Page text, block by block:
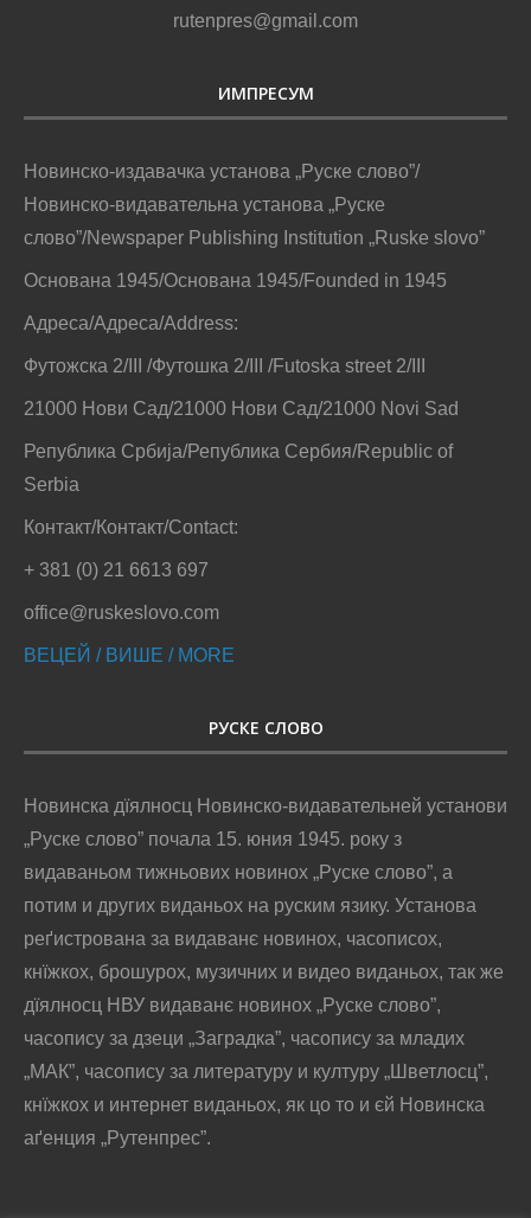
rutenpres@gmail.com
ИМПРЕСУМ
Новинско-издавачка установа „Руске слово”/
Новинско-видавательна установа „Руске
слово”/Newspaper Publishing Institution „Ruske slovo”
Основана 1945/Основана 1945/Founded in 1945
Адреса/Адреса/Address:
Футожска 2/III /Футошка 2/III /Futoska street 2/III
21000 Нови Сад/21000 Нови Сад/21000 Novi Sad
Република Србија/Република Сербия/Republic of
Serbia
Контакт/Контакт/Contact:
+ 381 (0) 21 6613 697
office@ruskeslovo.com
ВЕЦЕЙ / ВИШЕ / MORE
РУСКЕ СЛОВО
Новинска дїялносц Новинско-видавательней установи
„Руске слово” почала 15. юния 1945. року з
видаваньом тижньових новинох „Руске слово”, а
потим и других виданьох на руским язику. Установа
реґистрована за видаванє новинох, часописох,
кнїжкох, брошурох, музичних и видео виданьох, так же
дїялносц НВУ видаванє новинох „Руске слово”,
часопису за дзеци „Заградка”, часопису за младих
„МАК”, часопису за литературу и културу „Шветлосц”,
кнїжкох и интернет виданьох, як цо то и єй Новинска
аґенция „Рутенпрес”.